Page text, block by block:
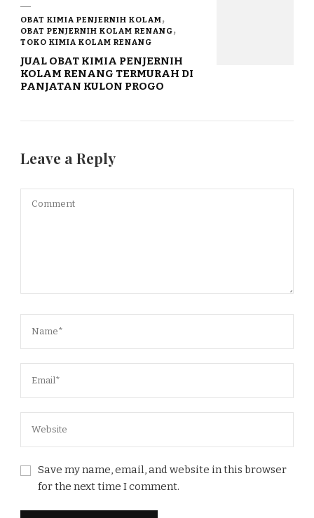
OBAT KIMIA PENJERNIH KOLAM
OBAT PENJERNIH KOLAM RENANG
TOKO KIMIA KOLAM RENANG
JUAL OBAT KIMIA PENJERNIH
KOLAM RENANG TERMURAH DI
PANJATAN KULON PROGO
Leave a Reply
Save my name, email, and website in this browser
for the next time I comment.